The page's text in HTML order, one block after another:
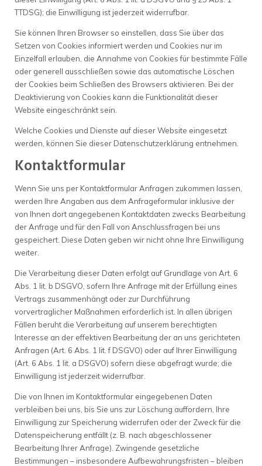
TTDSG); die Einwilligung ist jederzeit widerrufbar.
Sie können Ihren Browser so einstellen, dass Sie über das
Setzen von Cookies informiert werden und Cookies nur im
Einzelfall erlauben, die Annahme von Cookies für bestimmte Fälle
oder generell ausschließen sowie das automatische Löschen
der Cookies beim Schließen des Browsers aktivieren. Bei der
Deaktivierung von Cookies kann die Funktionalität dieser
Website eingeschränkt sein.
Welche Cookies und Dienste auf dieser Website eingesetzt
werden, können Sie dieser Datenschutzerklärung entnehmen.
Kontaktformular
Wenn Sie uns per Kontaktformular Anfragen zukommen lassen,
werden Ihre Angaben aus dem Anfrageformular inklusive der
von Ihnen dort angegebenen Kontaktdaten zwecks Bearbeitung
der Anfrage und für den Fall von Anschlussfragen bei uns
gespeichert. Diese Daten geben wir nicht ohne Ihre Einwilligung
weiter.
Die Verarbeitung dieser Daten erfolgt auf Grundlage von Art. 6
Abs. 1 lit. b DSGVO, sofern Ihre Anfrage mit der Erfüllung eines
Vertrags zusammenhängt oder zur Durchführung
vorvertraglicher Maßnahmen erforderlich ist. In allen übrigen
Fällen beruht die Verarbeitung auf unserem berechtigten
Interesse an der effektiven Bearbeitung der an uns gerichteten
Anfragen (Art. 6 Abs. 1 lit. f DSGVO) oder auf Ihrer Einwilligung
(Art. 6 Abs. 1 lit. a DSGVO) sofern diese abgefragt wurde; die
Einwilligung ist jederzeit widerrufbar.
Die von Ihnen im Kontaktformular eingegebenen Daten
verbleiben bei uns, bis Sie uns zur Löschung auffordern, Ihre
Einwilligung zur Speicherung widerrufen oder der Zweck für die
Datenspeicherung entfällt (z. B. nach abgeschlossener
Bearbeitung Ihrer Anfrage). Zwingende gesetzliche
Bestimmungen – insbesondere Aufbewahrungsfristen – bleiben